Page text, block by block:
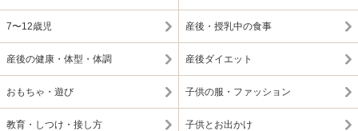
7〜12歳児 産後・授乳中の食事
産後の健康・体型・体調 産後ダイエット
おもちゃ・遊び 子供の服・ファッション
教育・しつけ・接し方 子供とお出かけ